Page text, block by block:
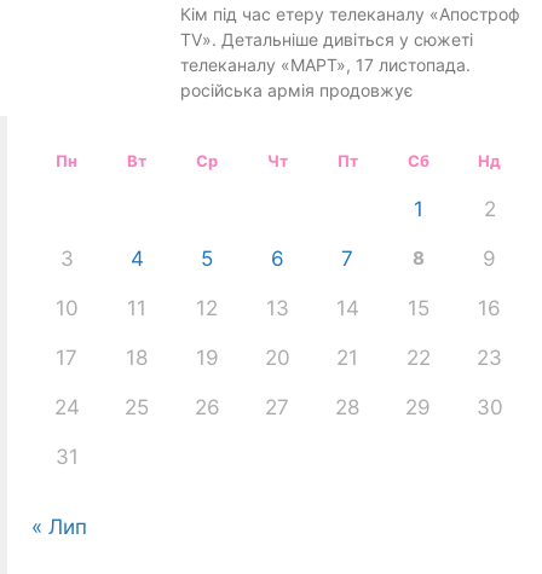
Кім під час етеру телеканалу «Апостроф
TV». Детальніше дивіться у сюжеті
телеканалу «МАРТ», 17 листопада.
російська армія продовжує
Пн Вт Ср Чт Пт Сб Нд
1 2
3 4 5 6 7 8 9
10 11 12 13 14 15 16
17 18 19 20 21 22 23
24 25 26 27 28 29 30
31
« Лип